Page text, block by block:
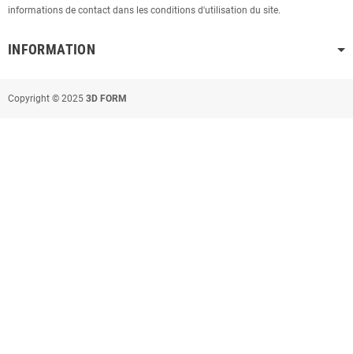
informations de contact dans les conditions d'utilisation du site.
INFORMATION
Copyright © 2025 3D FORM